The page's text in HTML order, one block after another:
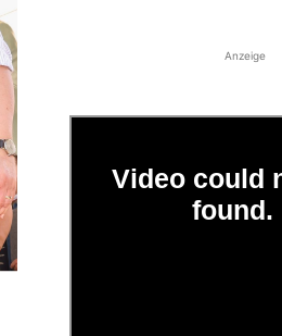
Anzeige